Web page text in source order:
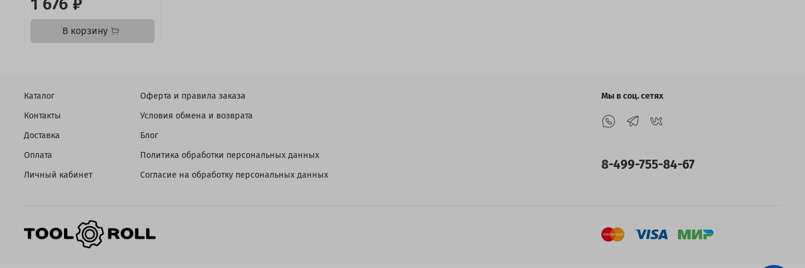
1 676 ₽
В корзину
Каталог
Контакты
Доставка
Оплата
Личный кабинет
Оферта и правила заказа
Условия обмена и возврата
Блог
Политика обработки персональных данных
Согласие на обработку персональных данных
Мы в соц. сетях
8-499-755-84-67